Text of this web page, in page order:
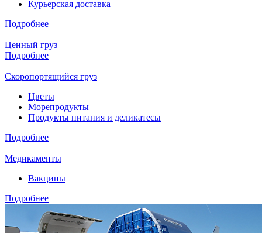
Курьерская доставка
Подробнее
Ценный груз
Подробнее
Скоропортящийся груз
Цветы
Морепродукты
Продукты питания и деликатесы
Подробнее
Медикаменты
Вакцины
Подробнее